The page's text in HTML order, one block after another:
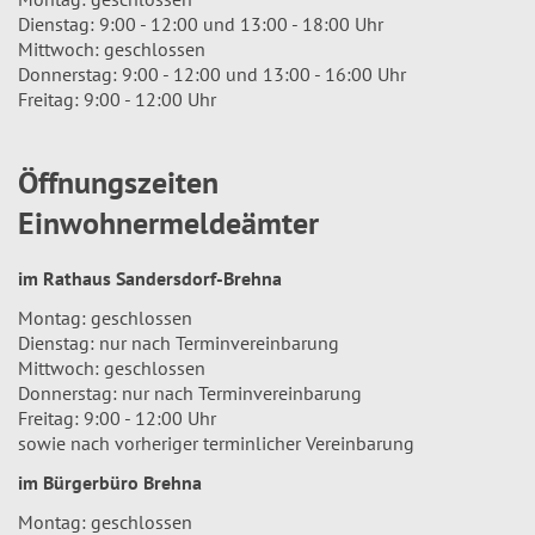
Dienstag: 9:00 - 12:00 und 13:00 - 18:00 Uhr
Mittwoch: geschlossen
Donnerstag: 9:00 - 12:00 und 13:00 - 16:00 Uhr
Freitag: 9:00 - 12:00 Uhr
Öffnungszeiten
Einwohnermeldeämter
im Rathaus Sandersdorf-Brehna
Montag: geschlossen
Dienstag: nur nach Terminvereinbarung
Mittwoch: geschlossen
Donnerstag: nur nach Terminvereinbarung
Freitag: 9:00 - 12:00 Uhr
sowie nach vorheriger terminlicher Vereinbarung
im Bürgerbüro Brehna
Montag: geschlossen